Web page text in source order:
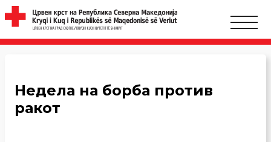
Недела на борба против
ракот